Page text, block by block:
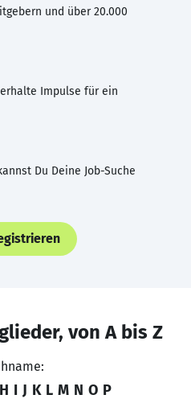
und über 20.000
Impulse für ein
Du Deine Job-Suche
von A bis Z
H I J K L M N O P